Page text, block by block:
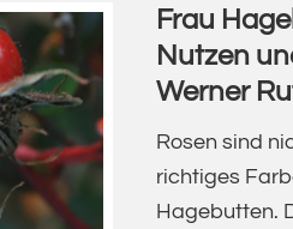
Frau
Nutzen
Werner
Rosen sind
richtiges
Hagebutten.